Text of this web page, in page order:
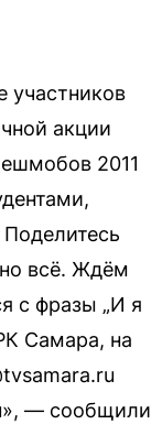
участников
акции
2011
всё. Ждём
с фразы „И я
Самара, на
— сообщили